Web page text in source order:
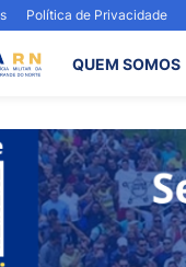
Política de Privacidade
QUEM SOMOS